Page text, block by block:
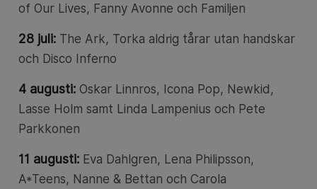
of Our Lives, Fanny Avonne och Familjen
28 juli:The Ark, Torka aldrig tårar utan handskar
och Disco Inferno
4 augusti:Oskar Linnros, Icona Pop, Newkid,
Lasse Holm samt Linda Lampenius och Pete
Parkkonen
11 augusti:Eva Dahlgren, Lena Philipsson,
A*Teens, Nanne & Bettan och Carola